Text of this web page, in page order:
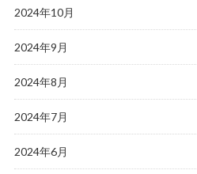
2024年10月
2024年9月
2024年8月
2024年7月
2024年6月